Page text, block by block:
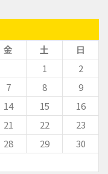
金 土
日
1
2
7 8
9
14 15
16
21 22
23
28 29
30